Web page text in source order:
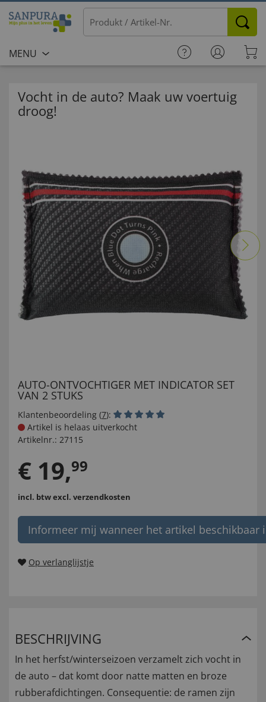
MENU
Vocht in de auto? Maak uw voertuig
droog!
AUTO-ONTVOCHTIGER MET INDICATOR SET
VAN 2 STUKS
Klantenbeoordeling (7):
Artikel is helaas uitverkocht
Artikelnr.: 27115
€ 19,99
incl. btwexcl. verzendkosten
Informeer mij wanneer het artikel beschikbaar
Op verlanglijstje
BESCHRIJVING
In het herfst/winterseizoen verzamelt zich vocht in
de auto – dat komt door natte matten en broze
rubberafdichtingen. Consequentie: de ramen zijn